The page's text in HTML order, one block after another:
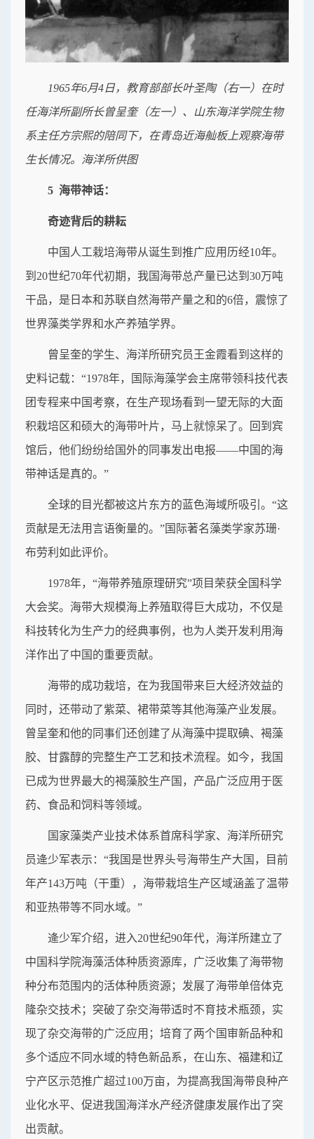
1965年6月4日，教育部部长叶圣陶（右一）在时
任海洋所副所长曾呈奎（左一）、山东海洋学院生物
系主任方宗熙的陪同下，在青岛近海舢板上观察海带
生长情况。海洋所供图
5 海带神话：
奇迹背后的耕耘
中国人工栽培海带从诞生到推广应用历经10年。
到20世纪70年代初期，我国海带总产量已达到30万吨
干品，是日本和苏联自然海带产量之和的6倍，震惊了
世界藻类学界和水产养殖学界。
曾呈奎的学生、海洋所研究员王金霞看到这样的
史料记载：“1978年，国际海藻学会主席带领科技代表
团专程来中国考察，在生产现场看到一望无际的大面
积栽培区和硕大的海带叶片，马上就惊呆了。回到宾
馆后，他们纷纷给国外的同事发出电报——中国的海
带神话是真的。”
全球的目光都被这片东方的蓝色海域所吸引。“这
贡献是无法用言语衡量的。”国际著名藻类学家苏珊·
布劳利如此评价。
1978年，“海带养殖原理研究”项目荣获全国科学
大会奖。海带大规模海上养殖取得巨大成功，不仅是
科技转化为生产力的经典事例，也为人类开发利用海
洋作出了中国的重要贡献。
海带的成功栽培，在为我国带来巨大经济效益的
同时，还带动了紫菜、裙带菜等其他海藻产业发展。
曾呈奎和他的同事们还创建了从海藻中提取碘、褐藻
胶、甘露醇的完整生产工艺和技术流程。如今，我国
已成为世界最大的褐藻胶生产国，产品广泛应用于医
药、食品和饲料等领域。
国家藻类产业技术体系首席科学家、海洋所研究
员逄少军表示：“我国是世界头号海带生产大国，目前
年产143万吨（干重），海带栽培生产区域涵盖了温带
和亚热带等不同水域。”
逄少军介绍，进入20世纪90年代，海洋所建立了
中国科学院海藻活体种质资源库，广泛收集了海带物
种分布范围内的活体种质资源；发展了海带单倍体克
隆杂交技术；突破了杂交海带适时不育技术瓶颈，实
现了杂交海带的广泛应用；培育了两个国审新品种和
多个适应不同水域的特色新品系，在山东、福建和辽
宁产区示范推广超过100万亩，为提高我国海带良种产
业化水平、促进我国海洋水产经济健康发展作出了突
出贡献。